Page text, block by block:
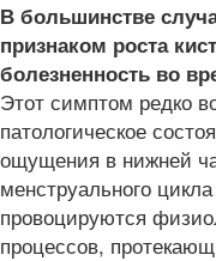
В большинстве
признаком роста
болезненность во
Этот симптом редко
патологическое
ощущения в нижней
менструального
провоцируются
процессов,